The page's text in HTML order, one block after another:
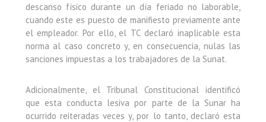
descanso físico durante un día feriado no laborable,
cuando este es puesto de manifiesto previamente ante
el empleador. Por ello, el TC declaró inaplicable esta
norma al caso concreto y, en consecuencia, nulas las
sanciones impuestas a los trabajadores de la Sunat.
Adicionalmente, el Tribunal Constitucional identificó
que esta conducta lesiva por parte de la Sunar ha
ocurrido reiteradas veces y, por lo tanto, declaró esta